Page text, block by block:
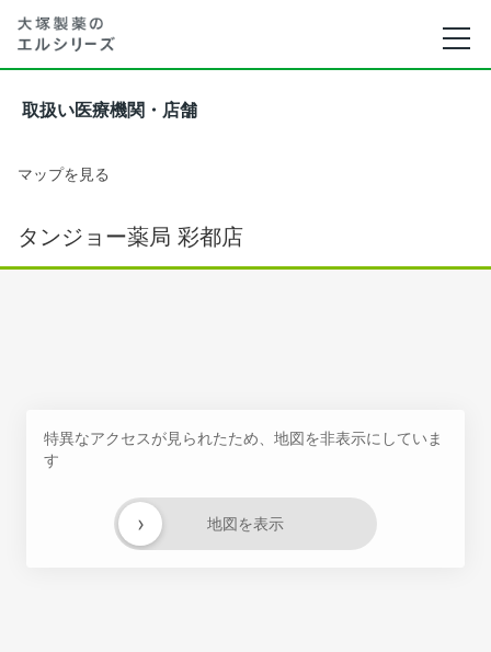
取扱い医療機関・店舗
マップを見る
タンジョー薬局 彩都店
特異なアクセスが見られたため、地図を非表示にしていま
す
地図を表示
›